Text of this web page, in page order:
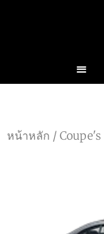
หน้าหลัก / Coupe's